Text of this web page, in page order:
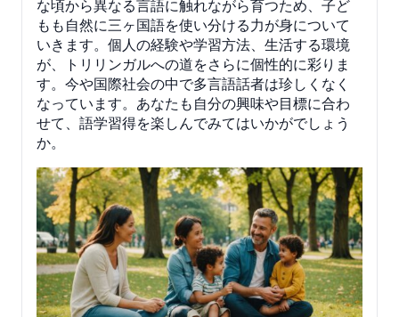
な頃から異なる言語に触れながら育つため、子ど
もも自然に三ヶ国語を使い分ける力が身について
いきます。個人の経験や学習方法、生活する環境
が、トリリンガルへの道をさらに個性的に彩りま
す。今や国際社会の中で多言語話者は珍しくなく
なっています。あなたも自分の興味や目標に合わ
せて、語学習得を楽しんでみてはいかがでしょう
か。